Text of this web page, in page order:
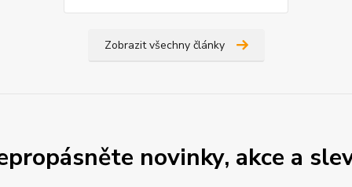
Zobrazit všechny články
novinky, akce a